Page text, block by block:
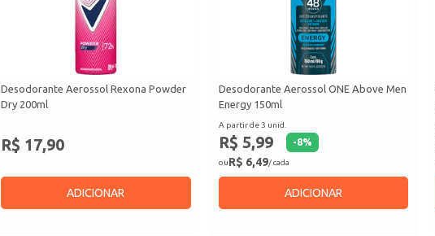
Desodorante Aerossol Rexona Powder
Dry 200ml
R$ 17,90
ADICIONAR
Desodorante Aerossol ONE Above Men
Energy 150ml
A partir de 3 unid.
R$ 5,99 -8%
ouR$ 6,49/ cada
ADICIONAR